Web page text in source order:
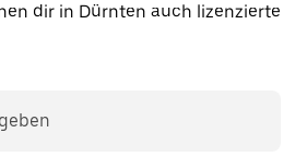
dir in Dürnten auch lizenzierte
werden. In diesem Fall
du mit einem Taxi an dein